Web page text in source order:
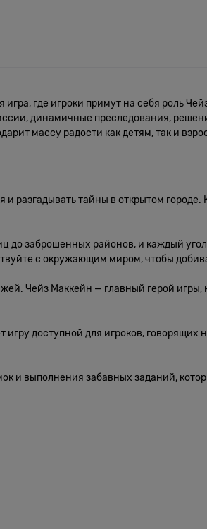
где игроки примут на себя роль
динамичные преследования,
массу радости как детям, так и
и разгадывать тайны в открытом
до заброшенных районов, и каждый
с окружающим миром, чтобы
Чейз Маккейн — главный герой игры,
доступной для игроков, говорящих
и выполнения забавных заданий,